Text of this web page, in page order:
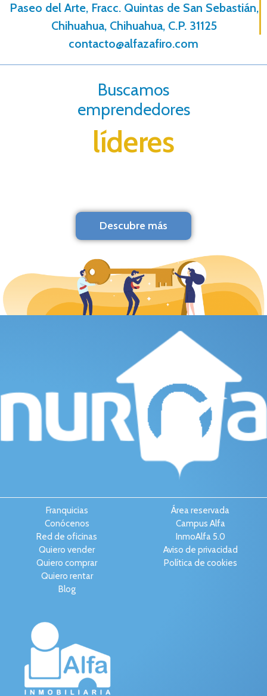
Paseo del Arte, Fracc. Quintas de San Sebastián,
Chihuahua, Chihuahua, C.P. 31125
contacto@alfazafiro.com
Buscamos
emprendedores
líderes
Descubre más
Franquicias
Conócenos
Red de oficinas
Quiero vender
Quiero comprar
Quiero rentar
Blog
Área reservada
Campus Alfa
InmoAlfa 5.0
Aviso de privacidad
Política de cookies